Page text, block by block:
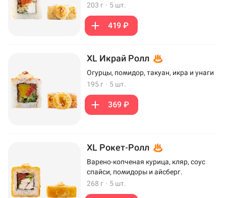
203 г · 5 шт.
419 ₽
XL Икрай Ролл
Огурцы, помидор, такуан, икра и унаги
195 г · 5 шт.
369 ₽
XL Рокет-Ролл
Варено-копченая курица, кляр, соус
спайси, помидоры и айсберг.
268 г · 5 шт.